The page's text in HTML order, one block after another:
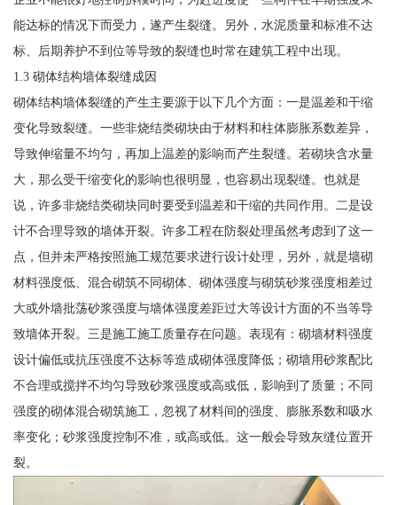
能达标的情况下而受力，遂产生裂缝。另外，水泥质量和标准不达
标、后期养护不到位等导致的裂缝也时常在建筑工程中出现。
1.3 砌体结构墙体裂缝成因
砌体结构墙体裂缝的产生主要源于以下几个方面：一是温差和干缩
变化导致裂缝。一些非烧结类砌块由于材料和柱体膨胀系数差异，
导致伸缩量不均匀，再加上温差的影响而产生裂缝。若砌块含水量
大，那么受干缩变化的影响也很明显，也容易出现裂缝。也就是
说，许多非烧结类砌块同时要受到温差和干缩的共同作用。二是设
计不合理导致的墙体开裂。许多工程在防裂处理虽然考虑到了这一
点，但并未严格按照施工规范要求进行设计处理，另外，就是墙砌
材料强度低、混合砌筑不同砌体、砌体强度与砌筑砂浆强度相差过
大或外墙批荡砂浆强度与墙体强度差距过大等设计方面的不当等导
致墙体开裂。三是施工施工质量存在问题。表现有：砌墙材料强度
设计偏低或抗压强度不达标等造成砌体强度降低；砌墙用砂浆配比
不合理或搅拌不均匀导致砂浆强度或高或低，影响到了质量；不同
强度的砌体混合砌筑施工，忽视了材料间的强度、膨胀系数和吸水
率变化；砂浆强度控制不准，或高或低。这一般会导致灰缝位置开
裂。